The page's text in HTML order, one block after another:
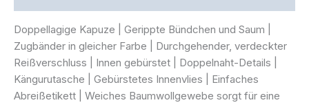
Doppellagige Kapuze | Gerippte Bündchen und Saum |
Zugbänder in gleicher Farbe | Durchgehender, verdeckter
Reißverschluss | Innen gebürstet | Doppelnaht-Details |
Kängurutasche | Gebürstetes Innenvlies | Einfaches
Abreißetikett | Weiches Baumwollgewebe sorgt für eine